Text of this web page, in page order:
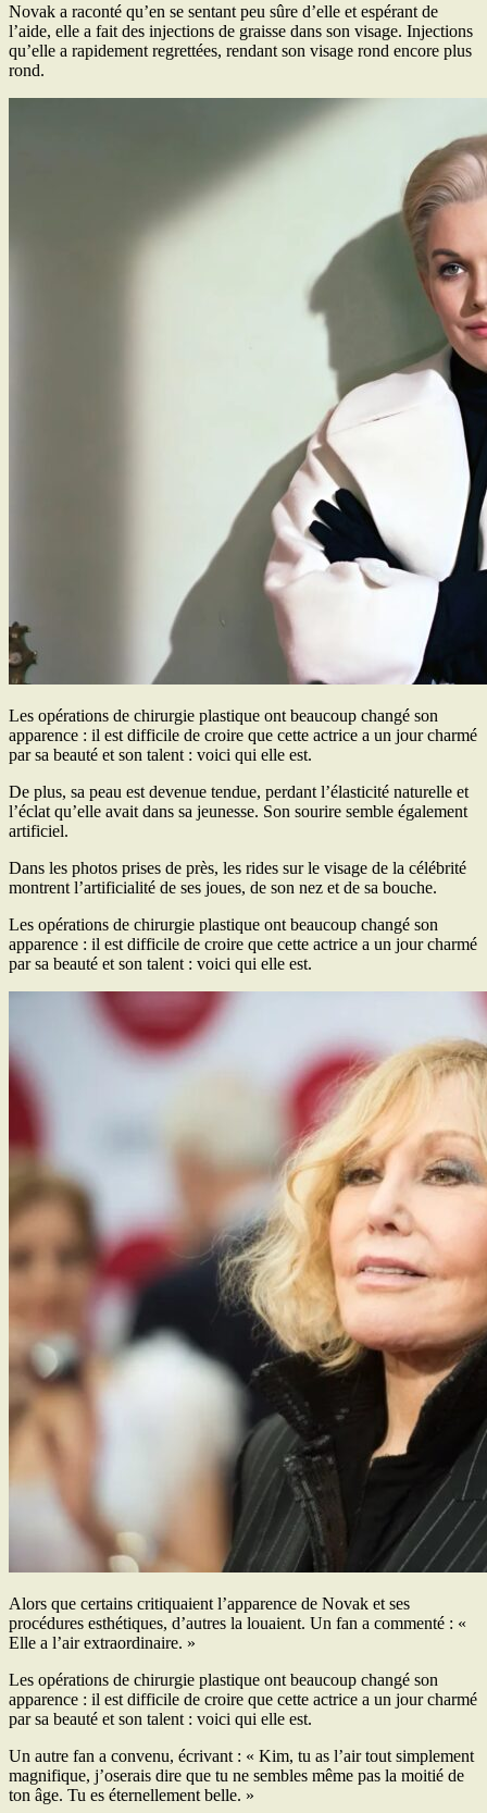
Novak a raconté qu’en se sentant peu sûre d’elle et espérant de
l’aide, elle a fait des injections de graisse dans son visage. Injections
qu’elle a rapidement regrettées, rendant son visage rond encore plus
rond.
Les opérations de chirurgie plastique ont beaucoup changé son
apparence : il est difficile de croire que cette actrice a un jour charmé
par sa beauté et son talent : voici qui elle est.
De plus, sa peau est devenue tendue, perdant l’élasticité naturelle et
l’éclat qu’elle avait dans sa jeunesse. Son sourire semble également
artificiel.
Dans les photos prises de près, les rides sur le visage de la célébrité
montrent l’artificialité de ses joues, de son nez et de sa bouche.
Les opérations de chirurgie plastique ont beaucoup changé son
apparence : il est difficile de croire que cette actrice a un jour charmé
par sa beauté et son talent : voici qui elle est.
Alors que certains critiquaient l’apparence de Novak et ses
procédures esthétiques, d’autres la louaient. Un fan a commenté : «
Elle a l’air extraordinaire. »
Les opérations de chirurgie plastique ont beaucoup changé son
apparence : il est difficile de croire que cette actrice a un jour charmé
par sa beauté et son talent : voici qui elle est.
Un autre fan a convenu, écrivant : « Kim, tu as l’air tout simplement
magnifique, j’oserais dire que tu ne sembles même pas la moitié de
ton âge. Tu es éternellement belle. »